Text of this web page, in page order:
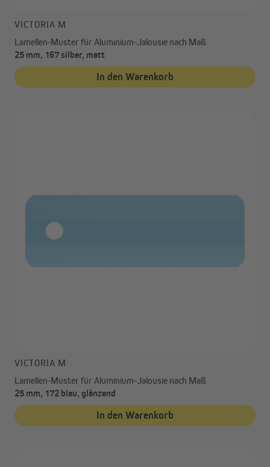
VICTORIA M
Lamellen-Muster für Aluminium-Jalousie nach Maß
25 mm, 167 silber, matt
In den Warenkorb
VICTORIA M
Lamellen-Muster für Aluminium-Jalousie nach Maß
25 mm, 172 blau, glänzend
In den Warenkorb